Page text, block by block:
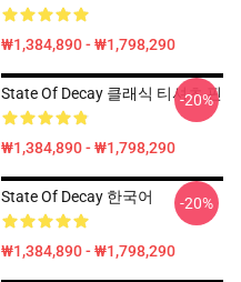
₩1,384,890 - ₩1,798,290
State Of Decay 클래식 티셔츠 핀
₩1,384,890 - ₩1,798,290
-20%
State Of Decay 한국어
₩1,384,890 - ₩1,798,290
-20%